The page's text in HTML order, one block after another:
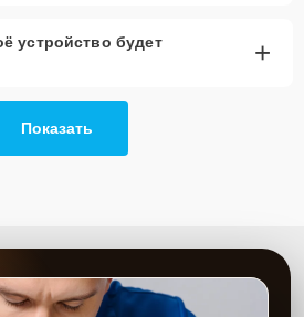
устройство будет
+
Показать